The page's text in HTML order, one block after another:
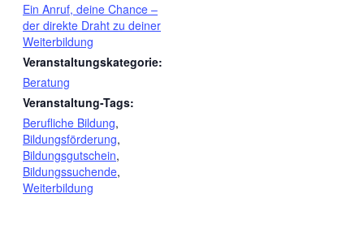
Ein Anruf, deine Chance –
der direkte Draht zu deiner
Weiterbildung
Veranstaltungskategorie:
Beratung
Veranstaltung-Tags:
Berufliche Bildung,
Bildungsförderung,
Bildungsgutschein,
Bildungssuchende,
Weiterbildung